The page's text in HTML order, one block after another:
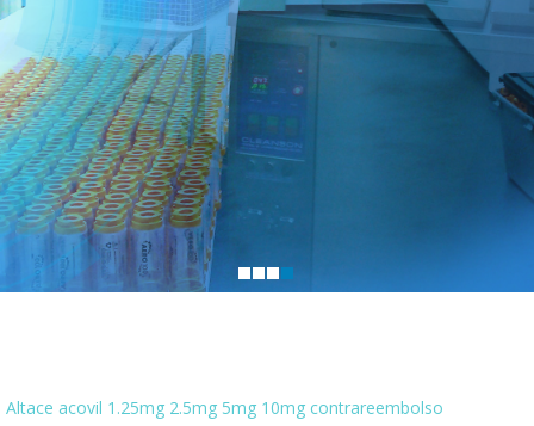
Altace acovil 1.25mg 2.5mg 5mg 10mg contrareembolso